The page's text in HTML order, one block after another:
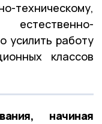
естественно-
усилить работу
классов
начиная